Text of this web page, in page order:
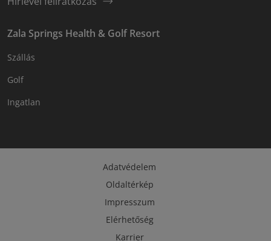
Zala Springs Health & Golf Resort
Szállás
Golf
Ingatlan
Adatvédelem
Oldaltérkép
Impresszum
Elérhetőség
Karrier